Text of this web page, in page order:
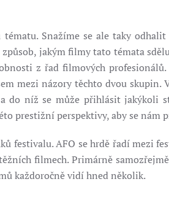
tématu. Snažíme se ale taky
jakým filmy tato témata
z řad filmových
mezi názory těchto dvou
do níž se může přihlásit jakýkoli
prestižní perspektivy, aby se
festivalu. AFO se hrdě řadí mezi
filmech. Primárně
každoročně vidí hned několik.